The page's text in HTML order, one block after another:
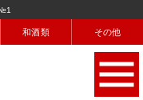
和酒類 その他